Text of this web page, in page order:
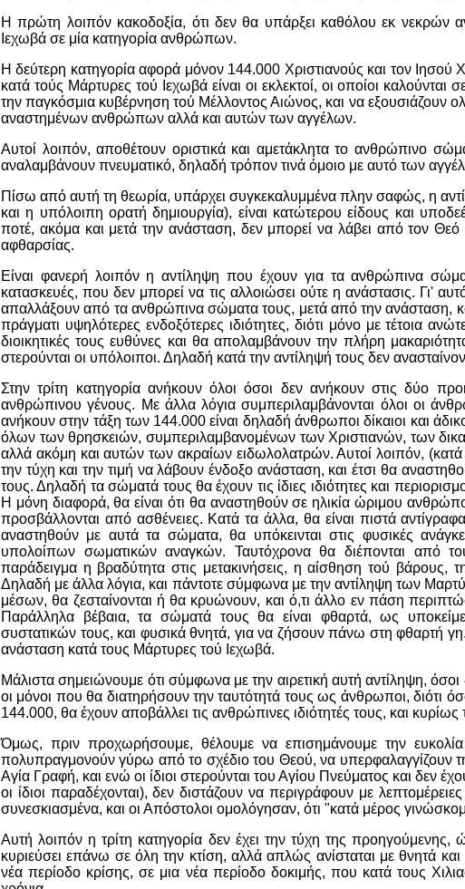
Η πρώτη λοιπόν κακοδοξία, ότι δεν θα υπάρξει καθόλου εκ νεκρών
Ιεχωβά σε μία κατηγορία ανθρώπων.
Η δεύτερη κατηγορία αφορά μόνον 144.000 Χριστιανούς και τον Ιησού
κατά τούς Μάρτυρες τού Ιεχωβά είναι οι εκλεκτοί, οι οποίοι
την παγκόσμια κυβέρνηση τού Μέλλοντος Αιώνος, και να
αναστημένων ανθρώπων αλλά και αυτών των αγγέλων.
Αυτοί λοιπόν, αποθέτουν οριστικά και αμετάκλητα το ανθρώπινο
αναλαμβάνουν πνευματικό, δηλαδή τρόπον τινά όμοιο με αυτό των
Πίσω από αυτή τη θεωρία, υπάρχει συγκεκαλυμμένα πλην σαφώς, η
και η υπόλοιπη ορατή δημιουργία), είναι κατώτερου είδους και
ποτέ, ακόμα και μετά την ανάσταση, δεν μπορεί να λάβει από τον Θεό
αφθαρσίας.
Είναι φανερή λοιπόν η αντίληψη που έχουν για τα ανθρώπινα
κατασκευές, που δεν μπορεί να τις αλλοιώσει ούτε η ανάστασις. Γι'
απαλλάξουν από τα ανθρώπινα σώματα τους, μετά από την ανάσταση,
πράγματι υψηλότερες ενδοξότερες ιδιότητες, διότι μόνο με τέτοια
διοικητικές τους ευθύνες και θα απολαμβάνουν την πλήρη
στερούνται οι υπόλοιποι. Δηλαδή κατά την αντίληψή τους δεν
Στην τρίτη κατηγορία ανήκουν όλοι όσοι δεν ανήκουν στις δύο
ανθρώπινου γένους. Με άλλα λόγια συμπεριλαμβάνονται όλοι οι
ανήκουν στην τάξη των 144.000 είναι δηλαδή άνθρωποι δίκαιοι και
όλων των θρησκειών, συμπεριλαμβανομένων των Χριστιανών, των
αλλά ακόμη και αυτών των ακραίων ειδωλολατρών. Αυτοί λοιπόν,
την τύχη και την τιμή να λάβουν ένδοξο ανάσταση, και έτσι θα
τους. Δηλαδή τα σώματά τους θα έχουν τις ίδιες ιδιότητες και
Η μόνη διαφορά, θα είναι ότι θα αναστηθούν σε ηλικία ώριμου
προσβάλλονται από ασθένειες. Κατά τα άλλα, θα είναι πιστά
αναστηθούν με αυτά τα σώματα, θα υπόκεινται στις φυσικές
υπολοίπων σωματικών αναγκών. Ταυτόχρονα θα διέπονται από
παράδειγμα η βραδύτητα στις μετακινήσεις, η αίσθηση τού βάρους,
Δηλαδή με άλλα λόγια, και πάντοτε σύμφωνα με την αντίληψη των
μέσων, θα ζεσταίνονται ή θα κρυώνουν, και ό,τι άλλο εν πάση
Παράλληλα βέβαια, τα σώματά τους θα είναι φθαρτά, ως
συστατικών τους, και φυσικά θνητά, για να ζήσουν πάνω στη φθαρτή
ανάσταση κατά τους Μάρτυρες τού Ιεχωβά.
Μάλιστα σημειώνουμε ότι σύμφωνα με την αιρετική αυτή αντίληψη,
οι μόνοι που θα διατηρήσουν την ταυτότητά τους ως άνθρωποι, διότι
144.000, θα έχουν αποβάλλει τις ανθρώπινες ιδιότητές τους, και
Όμως, πριν προχωρήσουμε, θέλουμε να επισημάνουμε την ευκολία
πολυπραγμονούν γύρω από το σχέδιο του Θεού, να υπερφαλαγγίζουν
Αγία Γραφή, και ενώ οι ίδιοι στερούνται του Αγίου Πνεύματος και δεν
οι ίδιοι παραδέχονται), δεν διστάζουν να περιγράφουν με
συνεσκιασμένα, και οι Απόστολοι ομολόγησαν, ότι "κατά μέρος
Αυτή λοιπόν η τρίτη κατηγορία δεν έχει την τύχη της προηγούμενης,
κυριεύσει επάνω σε όλη την κτίση, αλλά απλώς ανίσταται με θνητά
νέα περίοδο κρίσης, σε μια νέα περίοδο δοκιμής, που κατά τους